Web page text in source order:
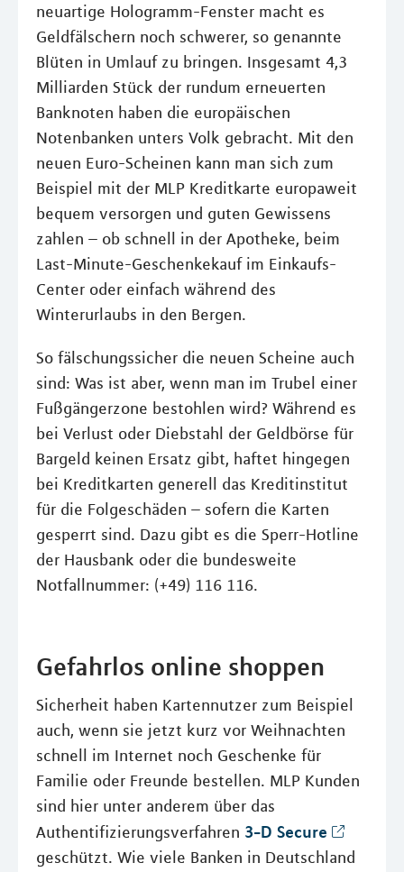
neuartige Hologramm-Fenster macht es
Geldfälschern noch schwerer, so genannte
Blüten in Umlauf zu bringen. Insgesamt 4,3
Milliarden Stück der rundum erneuerten
Banknoten haben die europäischen
Notenbanken unters Volk gebracht. Mit den
neuen Euro-Scheinen kann man sich zum
Beispiel mit der MLP Kreditkarte europaweit
bequem versorgen und guten Gewissens
zahlen – ob schnell in der Apotheke, beim
Last-Minute-Geschenkekauf im Einkaufs-
Center oder einfach während des
Winterurlaubs in den Bergen.
So fälschungssicher die neuen Scheine auch
sind: Was ist aber, wenn man im Trubel einer
Fußgängerzone bestohlen wird? Während es
bei Verlust oder Diebstahl der Geldbörse für
Bargeld keinen Ersatz gibt, haftet hingegen
bei Kreditkarten generell das Kreditinstitut
für die Folgeschäden – sofern die Karten
gesperrt sind. Dazu gibt es die Sperr-Hotline
der Hausbank oder die bundesweite
Notfallnummer: (+49) 116 116.
Gefahrlos online shoppen
Sicherheit haben Kartennutzer zum Beispiel
auch, wenn sie jetzt kurz vor Weihnachten
schnell im Internet noch Geschenke für
Familie oder Freunde bestellen. MLP Kunden
sind hier unter anderem über das
Authentifizierungsverfahren 3-D Secure
geschützt. Wie viele Banken in Deutschland